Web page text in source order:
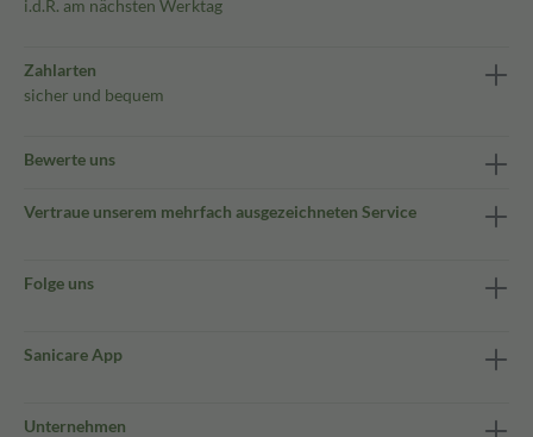
i.d.R. am nächsten Werktag
Zahlarten
sicher und bequem
Bewerte uns
Vertraue unserem mehrfach ausgezeichneten Service
Folge uns
Sanicare App
Unternehmen